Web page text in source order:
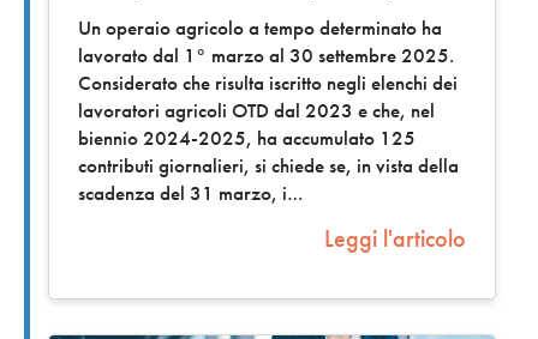
Un operaio agricolo a tempo determinato ha
lavorato dal 1° marzo al 30 settembre 2025.
Considerato che risulta iscritto negli elenchi dei
lavoratori agricoli OTD dal 2023 e che, nel
biennio 2024-2025, ha accumulato 125
contributi giornalieri, si chiede se, in vista della
scadenza del 31 marzo, i
Leggi l'articolo